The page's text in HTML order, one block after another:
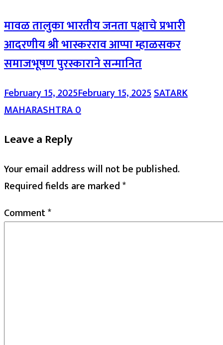
मावळ तालुका भारतीय जनता पक्षाचे प्रभारी
आदरणीय श्री भास्करराव आप्पा म्हाळसकर
समाजभूषण पुरस्काराने सन्मानित
February 15, 2025February 15, 2025SATARK
MAHARASHTRA0
Leave a Reply
Your email address will not be published.
Required fields are marked*
Comment*